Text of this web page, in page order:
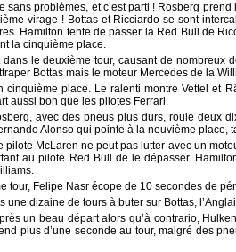
sans problèmes, et c’est parti ! Rosberg
virage ! Bottas et Ricciardo se sont
Hamilton tente de passer la Red Bull de
la cinquième place.
dans le deuxième tour, causant de
Bottas mais le moteur Mercedes de la
cinquième place. Le ralenti montre Vettel et
aussi bon que les pilotes Ferrari.
avec des pneus plus durs, roule deux
Alonso qui pointe à la neuvième
pilote McLaren ne peut pas lutter avec un
au pilote Red Bull de le dépasser.
tour, Felipe Nasr écope de 10 secondes de
une dizaine de tours à buter sur Bottas,
un beau départ alors qu’à contrario,
plus d’une seconde au tour, malgré des